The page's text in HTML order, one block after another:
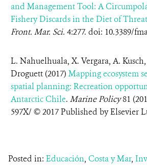
and Management Tool: A
Fishery Discards in the Diet of
Front. Mar. Sci. 4:277. doi: 10.3389/
L. Nahuelhuala, X. Vergara, A.
Droguett (2017) Mapping ecosystem
spatial planning: Recreation
Antarctic Chile. Marine Policy81
597X/ © 2017 Published by Elsevier
Posted in: Educación, Costa y Mar,